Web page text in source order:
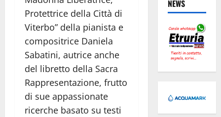
Protettrice della Città di
Viterbo” della pianista e
compositrice Daniela
Sabatini, autrice anche
del libretto della Sacra
Rappresentazione, frutto
di sue appassionate
ricerche basato su testi
NEWS